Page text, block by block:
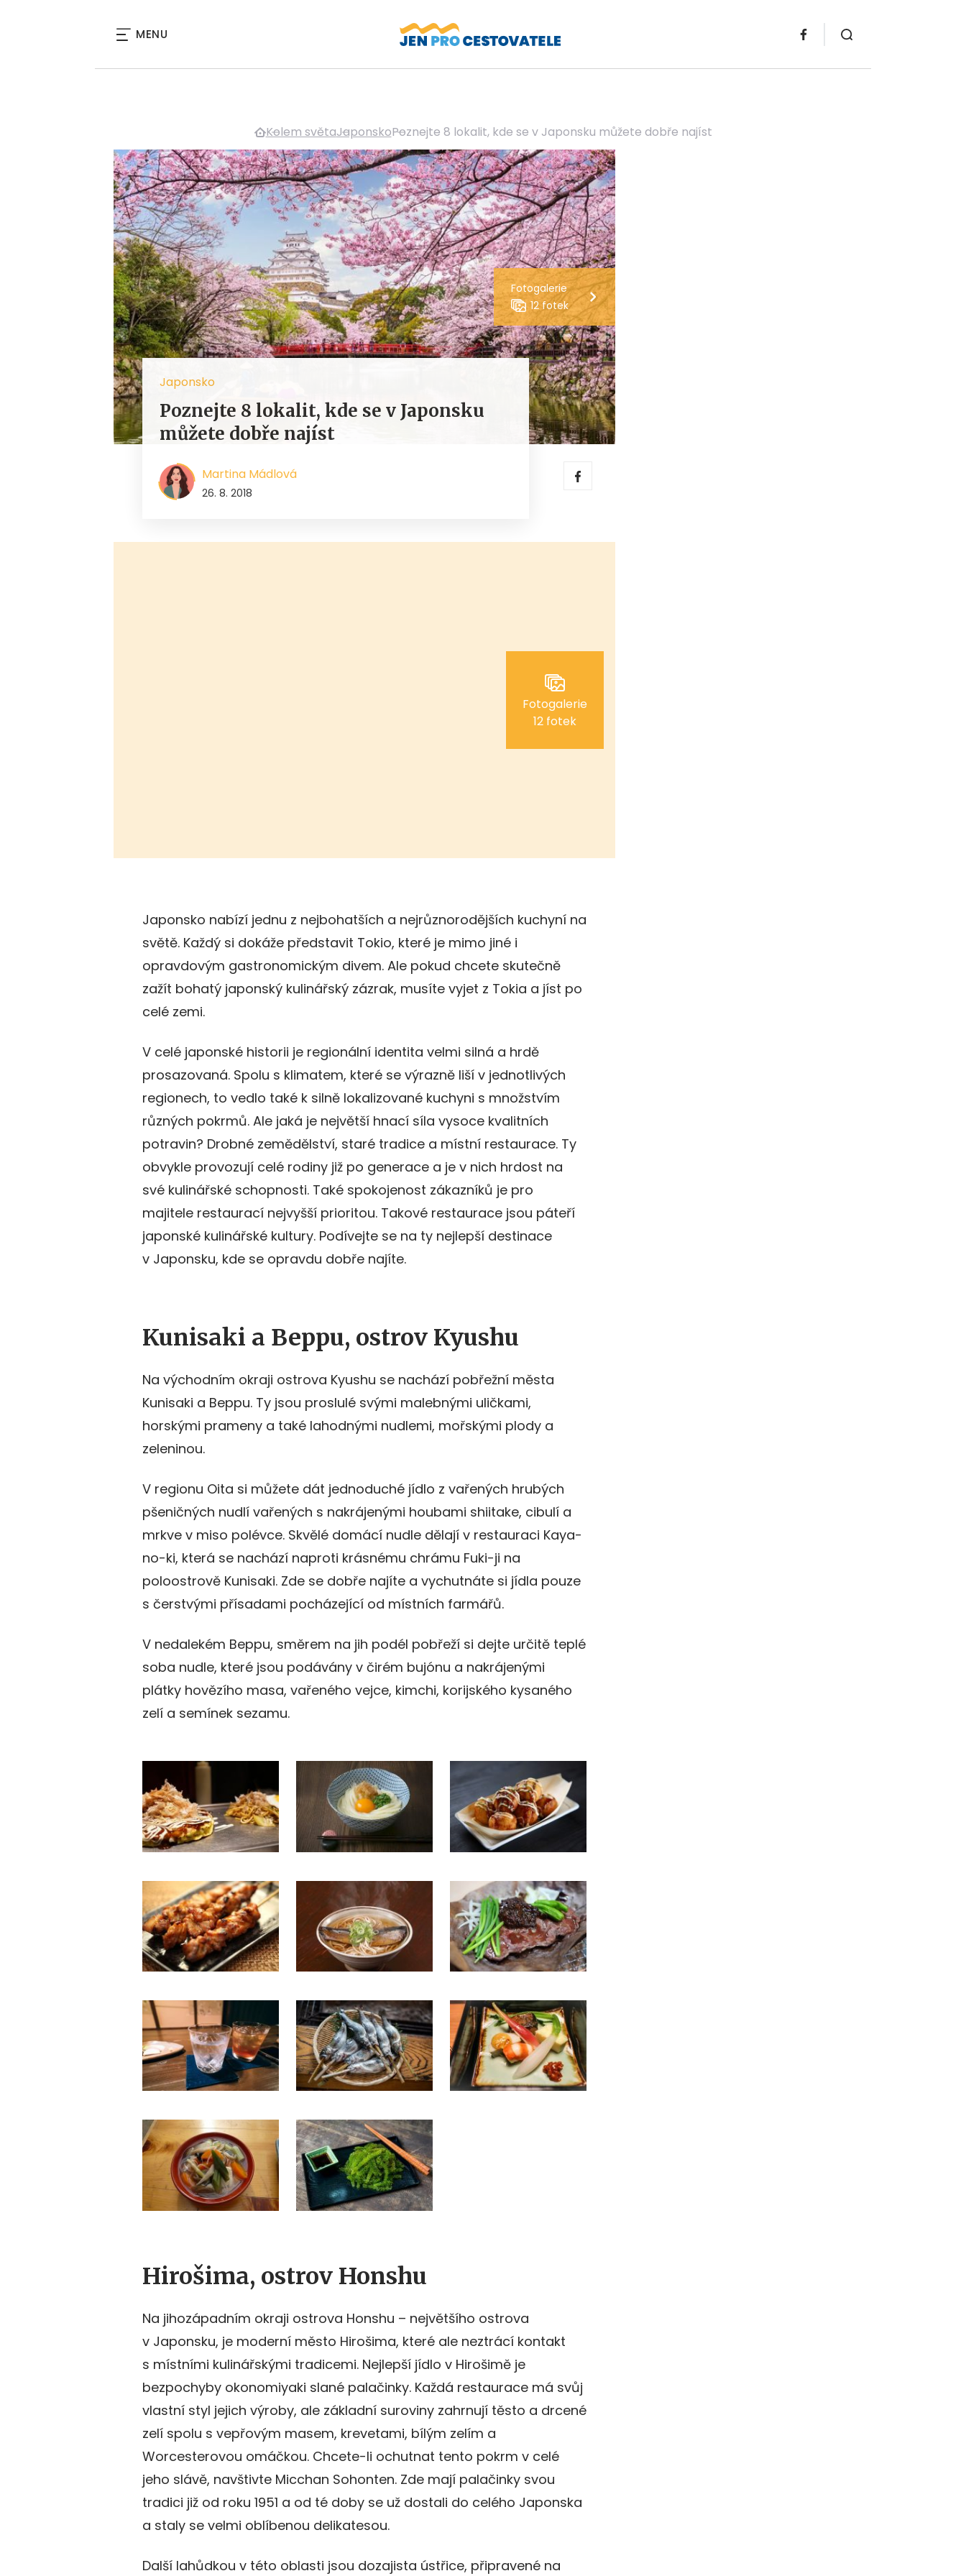
MENU
Kolem světaJaponskoPoznejte 8 lokalit, kde se v Japonsku můžete dobře najíst
Fotogalerie
12 fotek
Japonsko
Poznejte 8 lokalit, kde se v Japonsku
můžete dobře najíst
Martina Mádlová
26. 8. 2018
Fotogalerie
12 fotek
Japonsko nabízí jednu z nejbohatších a nejrůznorodějších kuchyní na
světě. Každý si dokáže představit Tokio, které je mimo jiné i
opravdovým gastronomickým divem. Ale pokud chcete skutečně
zažít bohatý japonský kulinářský zázrak, musíte vyjet z Tokia a jíst po
celé zemi.
V celé japonské historii je regionální identita velmi silná a hrdě
prosazovaná. Spolu s klimatem, které se výrazně liší v jednotlivých
regionech, to vedlo také k silně lokalizované kuchyni s množstvím
různých pokrmů. Ale jaká je největší hnací síla vysoce kvalitních
potravin? Drobné zemědělství, staré tradice a místní restaurace. Ty
obvykle provozují celé rodiny již po generace a je v nich hrdost na
své kulinářské schopnosti. Také spokojenost zákazníků je pro
majitele restaurací nejvyšší prioritou. Takové restaurace jsou páteří
japonské kulinářské kultury. Podívejte se na ty nejlepší destinace
v Japonsku, kde se opravdu dobře najíte.
Kunisaki a Beppu, ostrov Kyushu
Na východním okraji ostrova Kyushu se nachází pobřežní města
Kunisaki a Beppu. Ty jsou proslulé svými malebnými uličkami,
horskými prameny a také lahodnými nudlemi, mořskými plody a
zeleninou.
V regionu Oita si můžete dát jednoduché jídlo z vařených hrubých
pšeničných nudlí vařených s nakrájenými houbami shiitake, cibulí a
mrkve v miso polévce. Skvělé domácí nudle dělají v restauraci Kaya-
no-ki, která se nachází naproti krásnému chrámu Fuki-ji na
poloostrově Kunisaki. Zde se dobře najíte a vychutnáte si jídla pouze
s čerstvými přísadami pocházející od místních farmářů.
V nedalekém Beppu, směrem na jih podél pobřeží si dejte určitě teplé
soba nudle, které jsou podávány v čirém bujónu a nakrájenými
plátky hovězího masa, vařeného vejce, kimchi, korijského kysaného
zelí a semínek sezamu.
Hirošima, ostrov Honshu
Na jihozápadním okraji ostrova Honshu – největšího ostrova
v Japonsku, je moderní město Hirošima, které ale neztrácí kontakt
s místními kulinářskými tradicemi. Nejlepší jídlo v Hirošimě je
bezpochyby okonomiyaki slané palačinky. Každá restaurace má svůj
vlastní styl jejich výroby, ale základní suroviny zahrnují těsto a drcené
zelí spolu s vepřovým masem, krevetami, bílým zelím a
Worcesterovou omáčkou. Chcete-li ochutnat tento pokrm v celé
jeho slávě, navštivte Micchan Sohonten. Zde mají palačinky svou
tradici již od roku 1951 a od té doby se už dostali do celého Japonska
a staly se velmi oblíbenou delikatesou.
Další lahůdkou v této oblasti jsou dozajista ústřice, připravené na